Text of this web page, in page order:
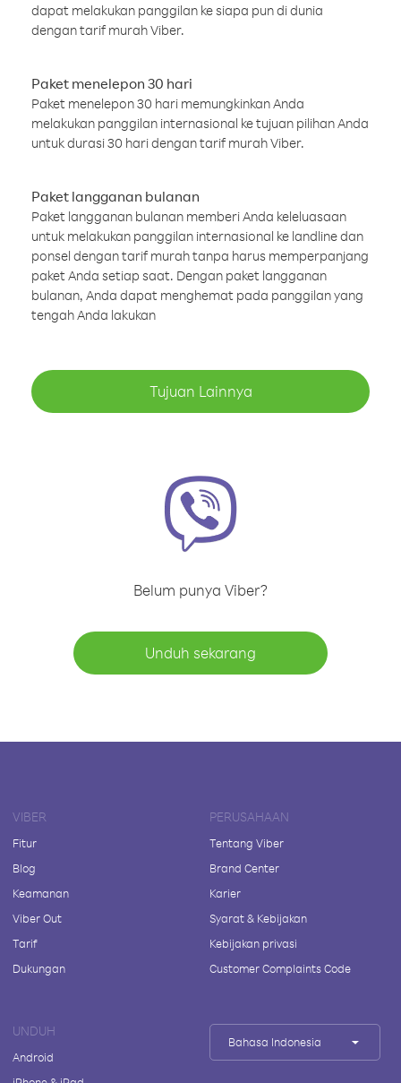
dapat melakukan panggilan ke siapa pun di dunia
dengan tarif murah Viber.
Paket menelepon 30 hari
Paket menelepon 30 hari memungkinkan Anda
melakukan panggilan internasional ke tujuan pilihan Anda
untuk durasi 30 hari dengan tarif murah Viber.
Paket langganan bulanan
Paket langganan bulanan memberi Anda keleluasaan
untuk melakukan panggilan internasional ke landline dan
ponsel dengan tarif murah tanpa harus memperpanjang
paket Anda setiap saat. Dengan paket langganan
bulanan, Anda dapat menghemat pada panggilan yang
tengah Anda lakukan
Tujuan Lainnya
Belum punya Viber?
Unduh sekarang
VIBER
Fitur
Blog
Keamanan
Viber Out
Tarif
Dukungan
PERUSAHAAN
Tentang Viber
Brand Center
Karier
Syarat & Kebijakan
Kebijakan privasi
Customer Complaints Code
UNDUH
Android
Bahasa Indonesia